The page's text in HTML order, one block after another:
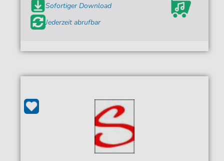
Sofortiger Download
Jederzeit abrufbar